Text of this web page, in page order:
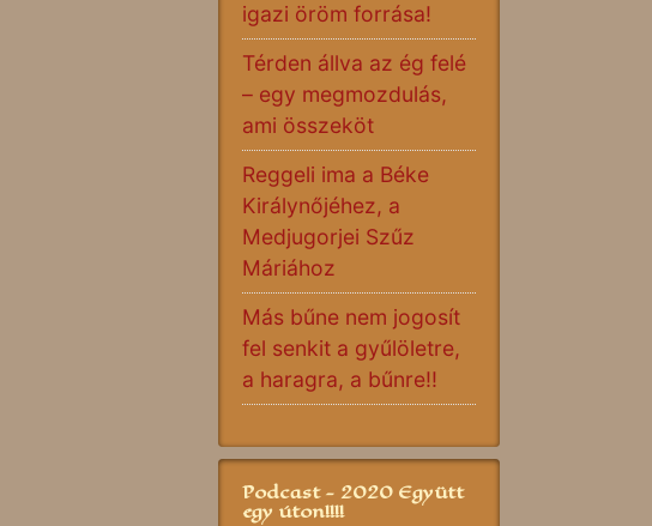
igazi öröm forrása!
Térden állva az ég felé
– egy megmozdulás,
ami összeköt
Reggeli ima a Béke
Királynőjéhez, a
Medjugorjei Szűz
Máriához
Más bűne nem jogosít
fel senkit a gyűlöletre,
a haragra, a bűnre!!
Podcast - 2020 Együtt
egy úton!!!!